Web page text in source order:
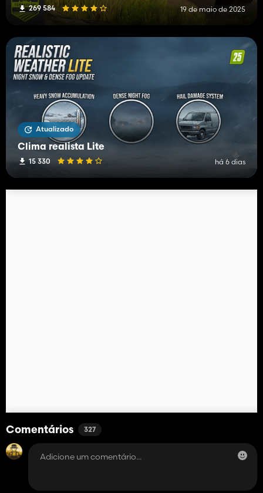
269 584 19 de maio de 2025
Atualizado
Clima realista Lite
15 330 há 6 dias
Comentários 327